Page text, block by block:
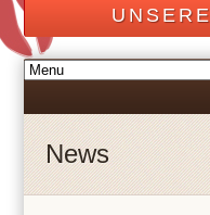
News